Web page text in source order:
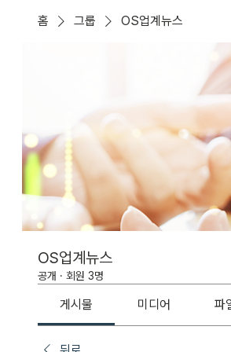
홈 그룹 OS업계뉴스
OS업계뉴스
공개 · 회원 3명
게시물 미디어 파